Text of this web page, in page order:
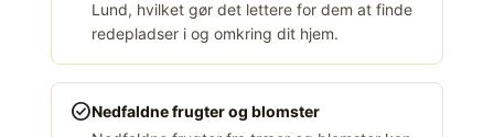
Lund, hvilket gør det lettere for dem at finde
redepladser i og omkring dit hjem.
check_circleNedfaldne frugter og blomster